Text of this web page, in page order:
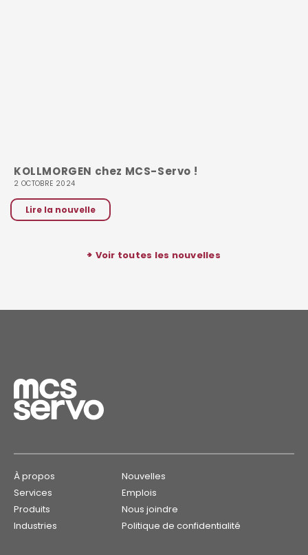
KOLLMORGEN chez MCS-Servo !
2 OCTOBRE 2024
Lire la nouvelle
> Voir toutes les nouvelles
À propos
Nouvelles
Services
Emplois
Produits
Nous joindre
Industries
Politique de confidentialité